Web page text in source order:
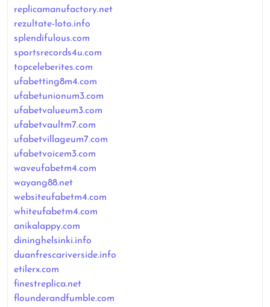
replicamanufactory.net
rezultate-loto.info
splendifulous.com
sportsrecords4u.com
topceleberites.com
ufabetting8m4.com
ufabetunionum3.com
ufabetvalueum3.com
ufabetvaultm7.com
ufabetvillageum7.com
ufabetvoicem3.com
waveufabetm4.com
wayang88.net
websiteufabetm4.com
whiteufabetm4.com
anikalappy.com
dininghelsinki.info
duanfrescariverside.info
etilerx.com
finestreplica.net
flounderandfumble.com